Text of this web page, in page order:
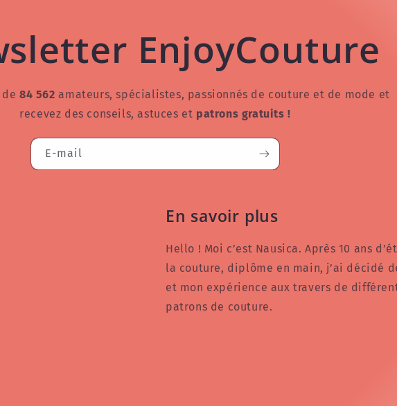
EnjoyCouture
de84 562 amateurs, spécialistes, passionnés de couture et de mode et
recevez des conseils, astuces et patrons gratuits !
E-mail
En savoir plus
Hello ! Moi c’est Nausica. Après 10 ans
la couture, diplôme en main, j’ai décidé
et mon expérience aux travers de
patrons de couture.